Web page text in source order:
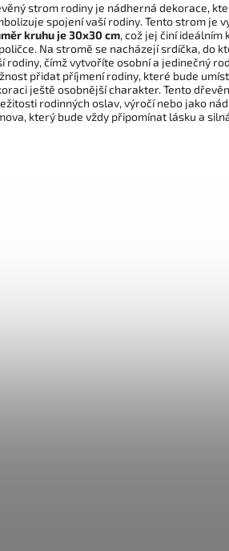
strom rodiny je nádherná dekorace,
spojení vaší rodiny. Tento strom je
kruhu je 30x30 cm, což jej činí ideálním
Na stromě se nacházejí srdíčka, do
rodiny, čímž vytvoříte osobní a jedinečný
přidat příjmení rodiny, které bude
ještě osobnější charakter. Tento
rodinných oslav, výročí nebo jako
který bude vždy připomínat lásku a